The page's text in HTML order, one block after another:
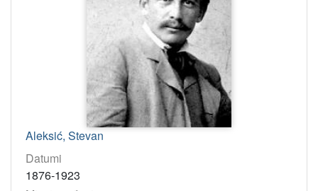
Aleksić, Stevan
Datumi
1876-1923